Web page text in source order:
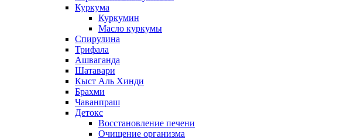
Куркума
Куркумин
Масло куркумы
Спирулина
Трифала
Ашваганда
Шатавари
Кыст Аль Хинди
Брахми
Чаванпраш
Детокс
Восстановление печени
Очищение организма